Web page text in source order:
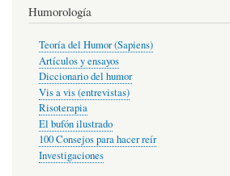
Humorología
Teoría del Humor (Sapiens)
Artículos y ensayos
Diccionario del humor
Vis a vis (entrevistas)
Risoterapia
El bufón ilustrado
100 Consejos para hacer reír
Investigaciones